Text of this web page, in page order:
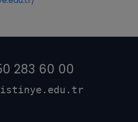
283 60 00